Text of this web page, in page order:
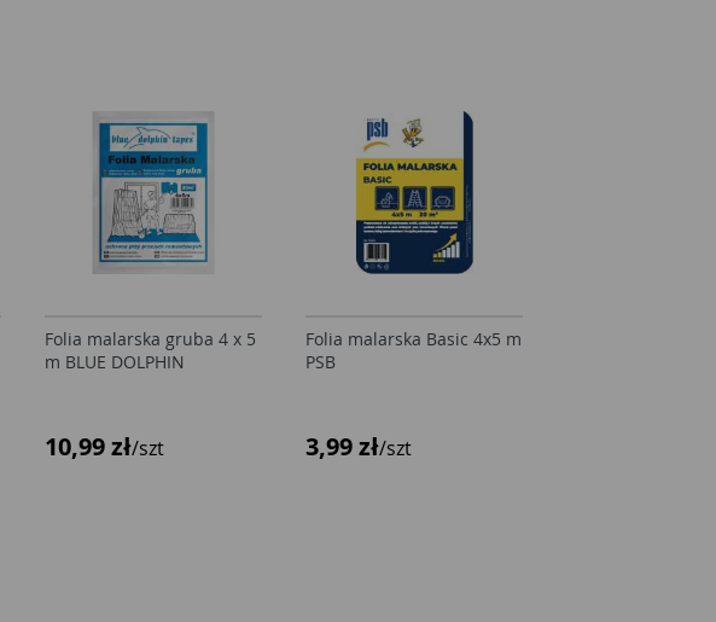
Folia malarska gruba 4 x 5
m BLUE DOLPHIN
10,99 zł/szt
Folia malarska Basic 4x5 m
PSB
3,99 zł/szt